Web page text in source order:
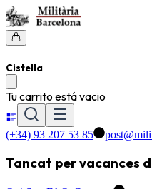
Cistella
Tu carrito está vacio
(+34) 93 207 53 85
Tancat per vacances